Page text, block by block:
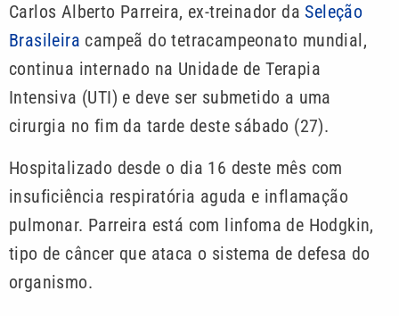
Carlos Alberto Parreira, ex-treinador daSeleção
Brasileira campeã do tetracampeonato mundial,
continua internado na Unidade de Terapia
Intensiva (UTI) e deve ser submetido a uma
cirurgia no fim da tarde deste sábado (27).
Hospitalizado desde o dia 16 deste mês com
insuficiência respiratória aguda e inflamação
pulmonar. Parreira está com linfoma de Hodgkin,
tipo de câncer que ataca o sistema de defesa do
organismo.